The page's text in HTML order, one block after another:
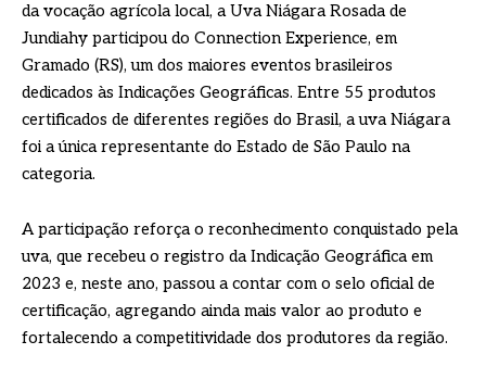
da vocação agrícola local, a Uva Niágara Rosada de
Jundiahy participou do Connection Experience, em
Gramado (RS), um dos maiores eventos brasileiros
dedicados às Indicações Geográficas. Entre 55 produtos
certificados de diferentes regiões do Brasil, a uva Niágara
foi a única representante do Estado de São Paulo na
categoria.
A participação reforça o reconhecimento conquistado pela
uva, que recebeu o registro da Indicação Geográfica em
2023 e, neste ano, passou a contar com o selo oficial de
certificação, agregando ainda mais valor ao produto e
fortalecendo a competitividade dos produtores da região.